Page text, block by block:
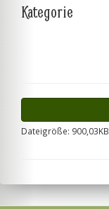
Kategorie
Dateigröße: 900,03KB